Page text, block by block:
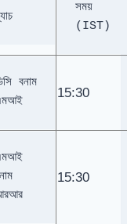
সময়
(IST)
বনাম
15:30
15:30